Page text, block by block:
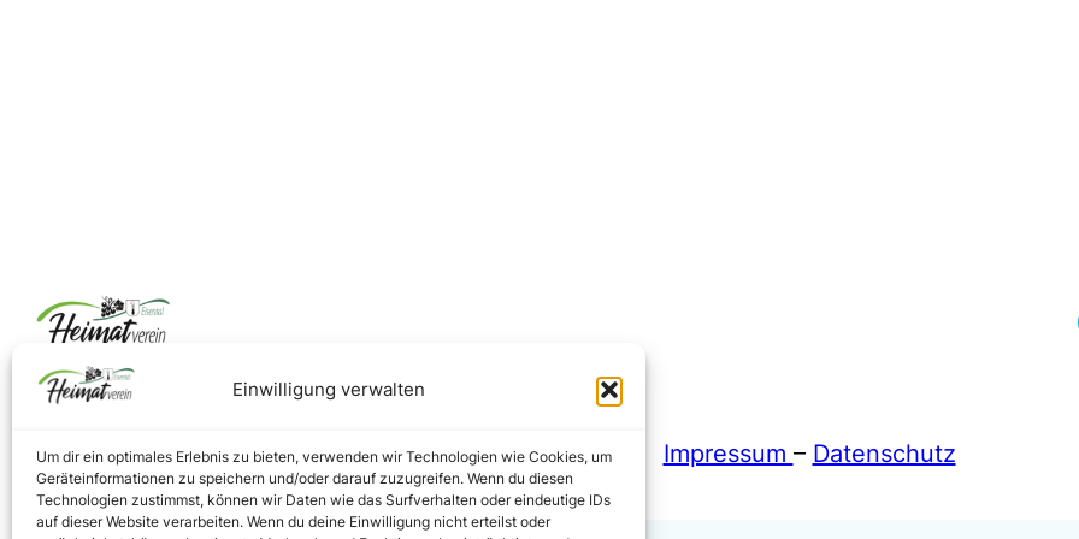
Einwilligung verwalten
Um dir ein optimales Erlebnis zu bieten, verwenden wir Technologien wie Cookies, um
Geräteinformationen zu speichern und/oder darauf zuzugreifen. Wenn du diesen
Technologien zustimmst, können wir Daten wie das Surfverhalten oder eindeutige IDs
auf dieser Website verarbeiten. Wenn du deine Einwilligung nicht erteilst oder
Impressum – Datenschutz